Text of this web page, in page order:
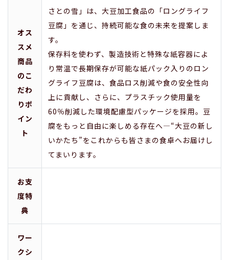
オス
スメ
商品
のこ
だわ
りポ
イン
ト
さとの雪」は、大豆加工食品の「ロングライフ
豆腐」を通じ、持続可能な食の未来を提案しま
す。
保存料を使わず、製造技術と特殊な紙容器によ
り常温で長期保存が可能な紙パック入りのロン
グライフ豆腐は、食品ロス削減や食の安全性向
上に貢献し、さらに、プラスチック使用量を
60％削減した環境配慮型パッケージを採用。豆
腐をもっと自由に楽しめる存在へ―“大豆の新し
いかたち”をこれからも皆さまの食卓へお届けし
てまいります。
お支
度特
典
ワー
クシ